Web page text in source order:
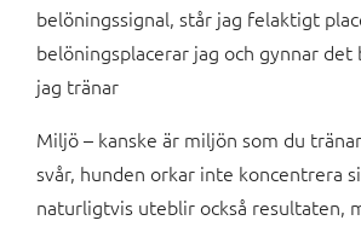
belöningssignal, står jag felaktigt
belöningsplacerar jag och gynnar
jag tränar
Miljö – kanske är miljön som du
svår, hunden orkar inte koncentrera
naturligtvis uteblir också resultaten,